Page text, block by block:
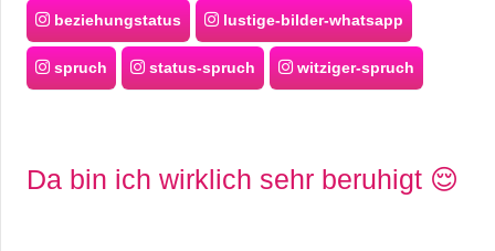
beziehungstatus lustige-bilder-whatsapp
spruch status-spruch witziger-spruch
Da bin ich wirklich sehr beruhigt 😌